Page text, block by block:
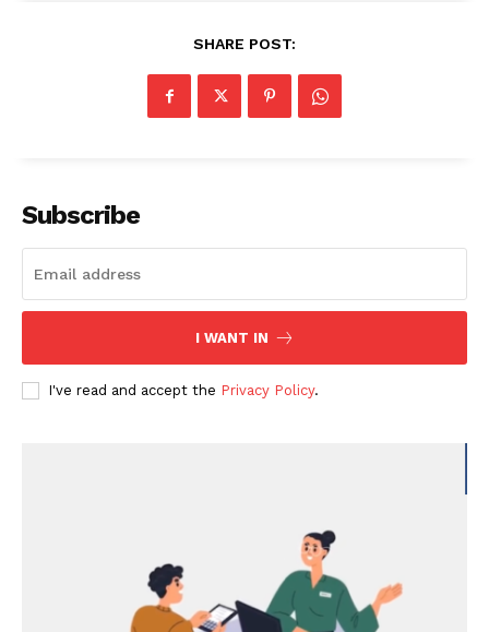
SHARE POST:
Subscribe
I WANT IN
I've read and accept the Privacy Policy.